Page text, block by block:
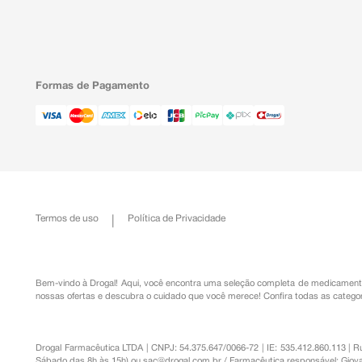
Formas de Pagamento
Termos de uso Política de Privacidade
Bem-vindo à Drogal! Aqui, você encontra uma seleção completa de
nossas ofertas e descubra o cuidado que você merece! Confira todas as
Drogal Farmacêutica LTDA | CNPJ: 54.375.647/0066-72 | IE: 535.412.860.113